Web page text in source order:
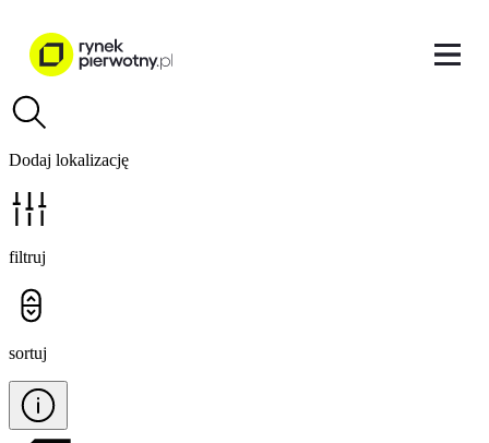
Dodaj lokalizację
filtruj
sortuj